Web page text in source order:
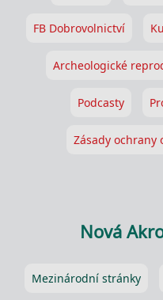
FB Dobrovolnictví
Archeologické
Podcasty
Zásady ochrany
Nová
Mezinárodní stránky